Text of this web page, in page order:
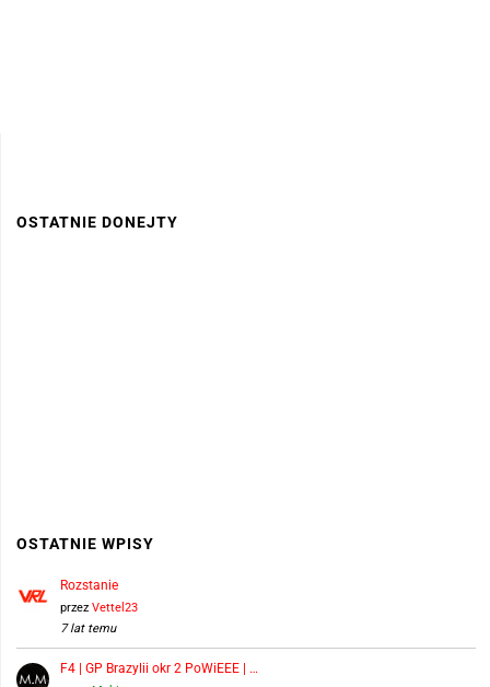
OSTATNIE DONEJTY
OSTATNIE WPISY
Rozstanie
przez Vettel23
7 lat temu
F4 | GP Brazylii okr 2 PoWiEEE | …